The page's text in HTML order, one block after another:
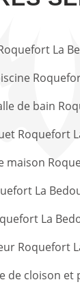
La
de bain
Roquefort
maison
La
La
Roquefort
de cloison et